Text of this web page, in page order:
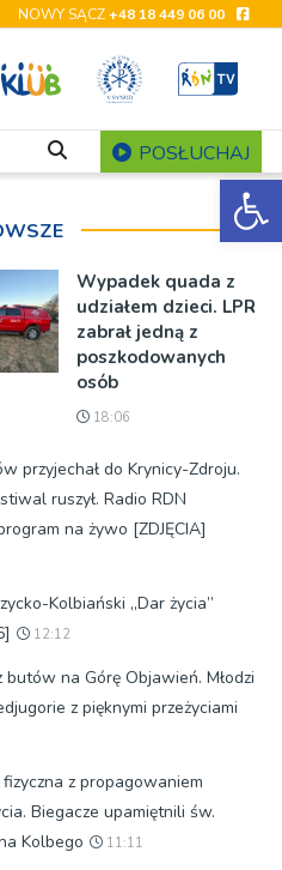
NOWY SĄCZ+48 18 449 06 00
POSŁUCHAJ
Wypadek quada z
udziałem dzieci. LPR
zabrał jedną z
poszkodowanych
osób
18:06
przyjechał do Krynicy-Zdroju.
ruszył. Radio RDN
na żywo [ZDJĘCIA]
Kolbiański „Dar życia”
12:12
butów na Górę Objawień. Młodzi
z pięknymi przeżyciami
z propagowaniem
Biegacze upamiętnili św.
Kolbego
11:11